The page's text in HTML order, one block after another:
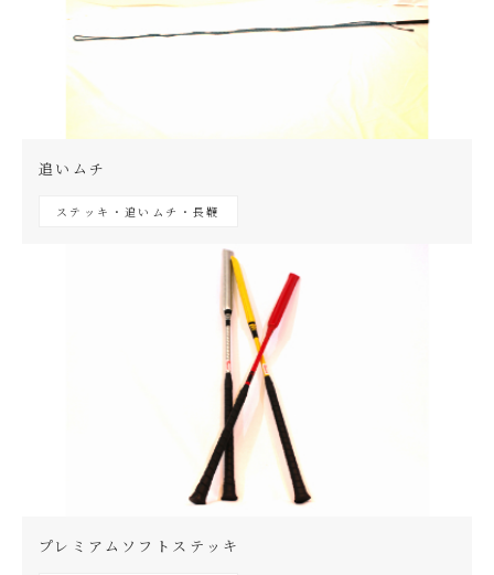
追いムチ
ステッキ・追いムチ・長鞭
プレミアムソフトステッキ